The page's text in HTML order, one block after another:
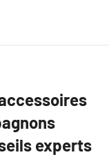
experts